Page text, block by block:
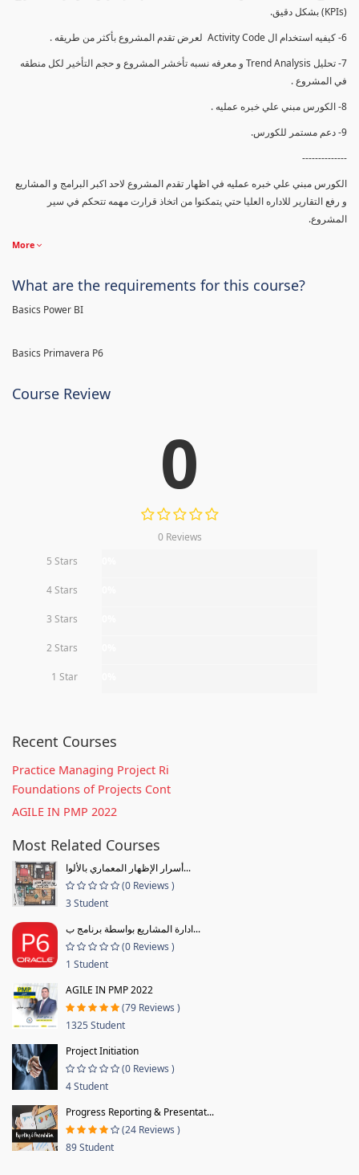
(KPIs) بشكل دقيق.
6- كيفيه استخدام ال Activity Code لعرض تقدم المشروع بأكثر من طريقه .
7- تحليل Trend Analysis و معرفه نسبه تأخشر المشروع و حجم التأخير لكل منطقه
في المشروع .
8- الكورس مبني علي خبره عمليه .
9- دعم مستمر للكورس.
--------------
الكورس مبني علي خبره عمليه في اظهار تقدم المشروع لاحد اكبر البرامج و المشاريع
و رفع التقارير للاداره العليا حتي يتمكنوا من اتخاذ قرارت مهمه تتحكم في سير
المشروع.
More
What are the requirements for this course?
Basics Power BI
Basics Primavera P6
Course Review
0
0 Reviews
5 Stars
4 Stars
3 Stars
2 Stars
1 Star
Recent Courses
Practice Managing Project Ri
Foundations of Projects Cont
AGILE IN PMP 2022
Most Related Courses
أسرار الإظهار المعماري بالألوا...
(0 Reviews )
3 Student
ادارة المشاريع بواسطة برنامج ب...
(0 Reviews )
1 Student
AGILE IN PMP 2022
(79 Reviews )
1325 Student
Project Initiation
(0 Reviews )
4 Student
Progress Reporting & Presentat...
(24 Reviews )
89 Student